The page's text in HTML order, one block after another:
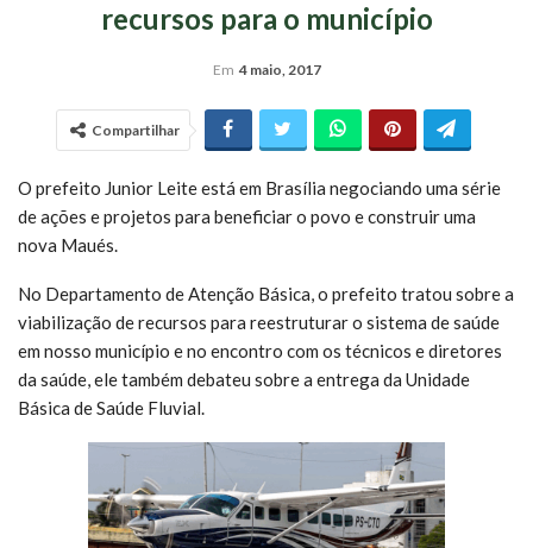
recursos para o município
Em 4 maio, 2017
Compartilhar
O prefeito Junior Leite está em Brasília negociando uma série
de ações e projetos para beneficiar o povo e construir uma
nova Maués.
No Departamento de Atenção Básica, o prefeito tratou sobre a
viabilização de recursos para reestruturar o sistema de saúde
em nosso município e no encontro com os técnicos e diretores
da saúde, ele também debateu sobre a entrega da Unidade
Básica de Saúde Fluvial.